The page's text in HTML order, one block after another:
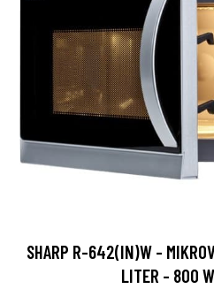
SHARP R-642(IN)W -
LITER - 800